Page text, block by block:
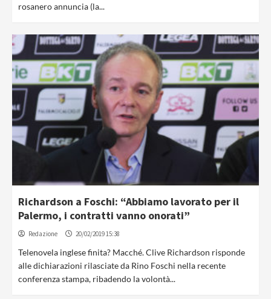
rosanero annuncia (la...
Richardson a Foschi: “Abbiamo lavorato per il
Palermo, i contratti vanno onorati”
Redazione 20/02/2019 15:38
Telenovela inglese finita? Macché. Clive Richardson risponde
alle dichiarazioni rilasciate da Rino Foschi nella recente
conferenza stampa, ribadendo la volontà...